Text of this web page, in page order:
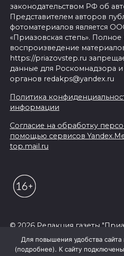
законодательством РФ об
Представителем авторов
фотоматериалов является
«Приазовская степь». Полное
воспроизведение
https://priazovstep.ru
данные для Роскомнадзора и
органов redakps@yandex.ru
Политика
информации
Согласие на обработку
помощью сервисов
top.mail.ru
© 2026 Редакция газеты
Для повышения удобства
(подробнее). К сайту